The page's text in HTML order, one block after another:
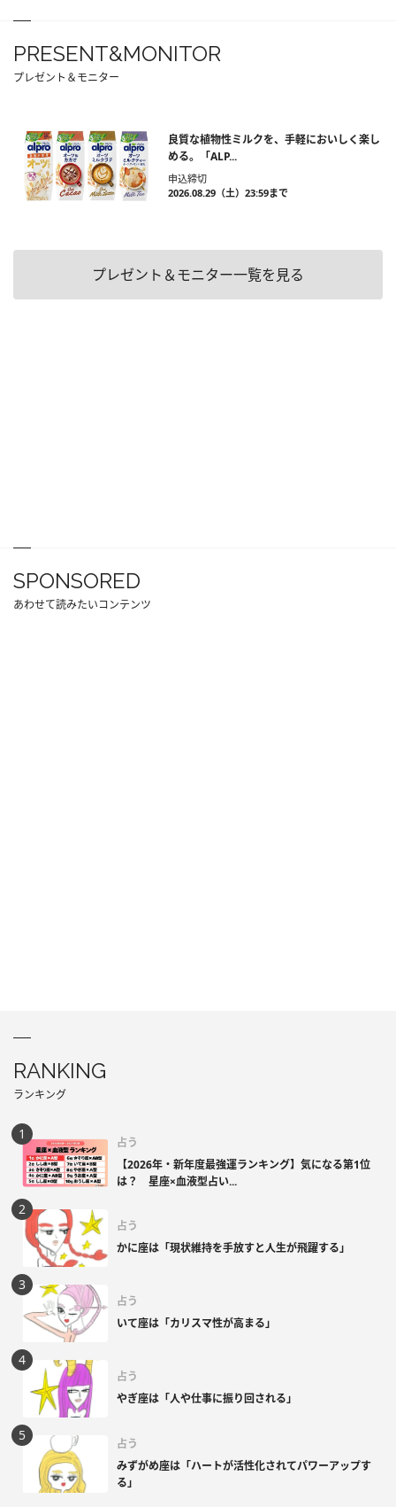
PRESENT&MONITOR
プレゼント＆モニター
良質な植物性ミルクを、手軽においしく楽し
める。「ALP...
申込締切
2026.08.29（土）23:59まで
プレゼント＆モニター一覧を見る
SPONSORED
あわせて読みたいコンテンツ
RANKING
ランキング
占う
【2026年・新年度最強運ランキング】気になる第1位
は？ 星座×血液型占い...
占う
かに座は「現状維持を手放すと人生が飛躍する」
占う
いて座は「カリスマ性が高まる」
占う
やぎ座は「人や仕事に振り回される」
占う
みずがめ座は「ハートが活性化されてパワーアップす
る」